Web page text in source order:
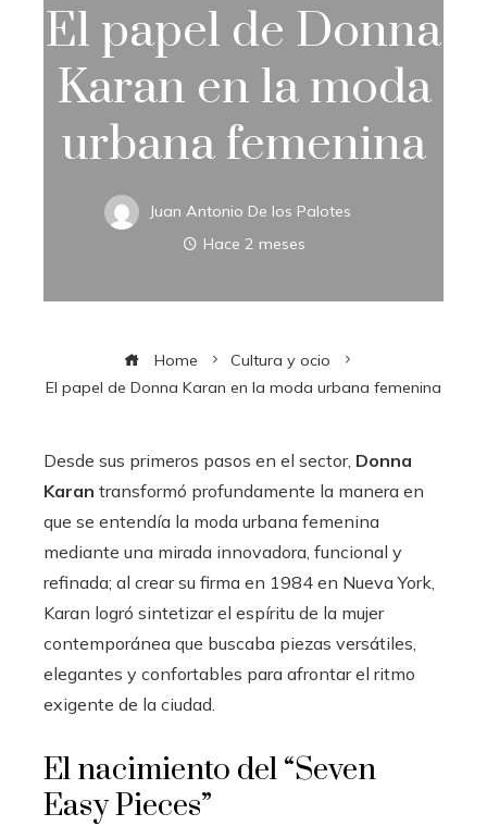
El papel de Donna
Karan en la moda
urbana femenina
Juan Antonio De los Palotes
Hace 2 meses
Home
Cultura y ocio
El papel de Donna Karan en la moda urbana femenina
Desde sus primeros pasos en el sector, Donna
Karan transformó profundamente la manera en
que se entendía la moda urbana femenina
mediante una mirada innovadora, funcional y
refinada; al crear su firma en 1984 en Nueva York,
Karan logró sintetizar el espíritu de la mujer
contemporánea que buscaba piezas versátiles,
elegantes y confortables para afrontar el ritmo
exigente de la ciudad.
El nacimiento del “Seven
Easy Pieces”